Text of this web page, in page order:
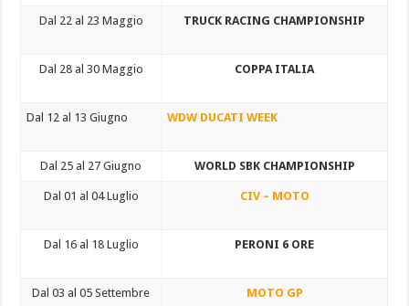
Dal 22 al 23 Maggio TRUCK RACING CHAMPIONSHIP
Dal 28 al 30 Maggio COPPA ITALIA
Dal 12 al 13 Giugno WDW DUCATI WEEK
Dal 25 al 27 Giugno WORLD SBK CHAMPIONSHIP
Dal 01 al 04 Luglio CIV – MOTO
Dal 16 al 18 Luglio PERONI 6 ORE
Dal 03 al 05 Settembre MOTO GP